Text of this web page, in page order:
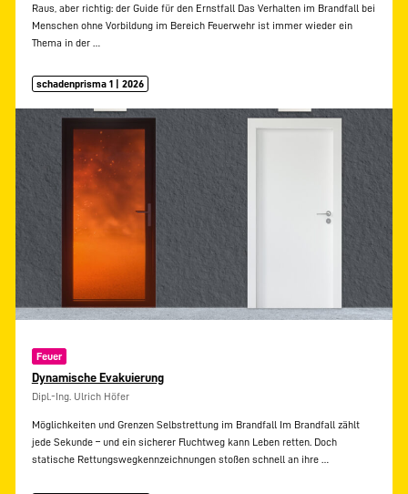
Raus, aber richtig: der Guide für den Ernstfall Das Verhalten im Brandfall bei
Menschen ohne Vorbildung im Bereich Feuerwehr ist immer wieder ein
Thema in der
schadenprisma 1 | 2026
Feuer
Dynamische Evakuierung
Dipl.-Ing. Ulrich Höfer
Möglichkeiten und Grenzen Selbstrettung im Brandfall Im Brandfall zählt
jede Sekunde – und ein sicherer Fluchtweg kann Leben retten. Doch
statische Rettungswegkennzeichnungen stoßen schnell an ihre